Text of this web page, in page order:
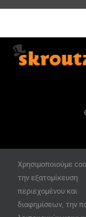
Χρησιμοποιούμε
την εξατομίκευση
περιεχομένου και
διαφημίσεων, την